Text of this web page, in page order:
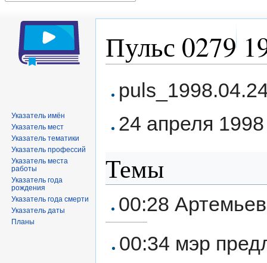
Пульс 0279
24 апреля
Темы
00:28
00:34 мэр
Указатель имён
Указатель мест
Указатель тематики
Указатель профессий
Указатель места
работы
Указатель года
рождения
Указатель года смерти
Указатель даты
Планы